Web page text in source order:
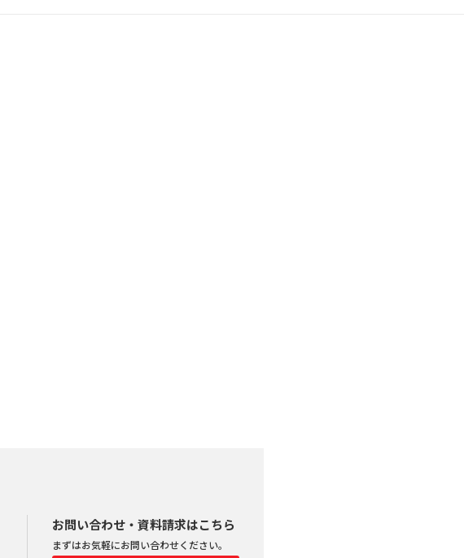
お問い合わせ・資料請求はこちら
まずはお気軽にお問い合わせください。